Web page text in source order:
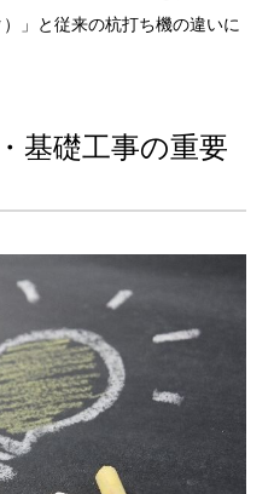
」と従来の杭打ち機の違いに
基礎工事の重要